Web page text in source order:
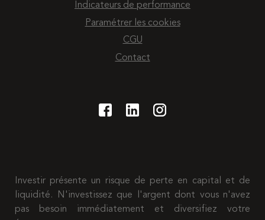
Indicateurs de performance
Paramétrer les cookies
CGU
Contact
Investir présente un risque de perte en capital et de
liquidité. N'investissez que l'argent dont vous n'avez
pas besoin immédiatement et diversifiez votre